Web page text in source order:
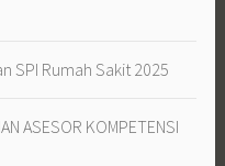
SPI Rumah Sakit 2025
ASESOR KOMPETENSI